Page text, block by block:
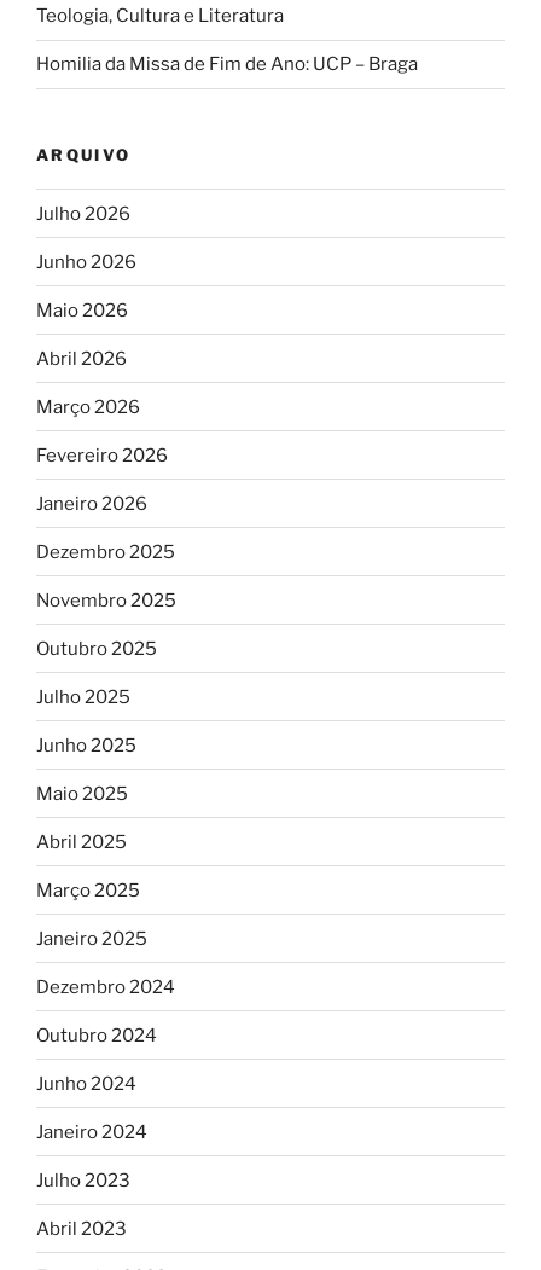
Teologia, Cultura e Literatura
Homilia da Missa de Fim de Ano: UCP – Braga
ARQUIVO
Julho 2026
Junho 2026
Maio 2026
Abril 2026
Março 2026
Fevereiro 2026
Janeiro 2026
Dezembro 2025
Novembro 2025
Outubro 2025
Julho 2025
Junho 2025
Maio 2025
Abril 2025
Março 2025
Janeiro 2025
Dezembro 2024
Outubro 2024
Junho 2024
Janeiro 2024
Julho 2023
Abril 2023